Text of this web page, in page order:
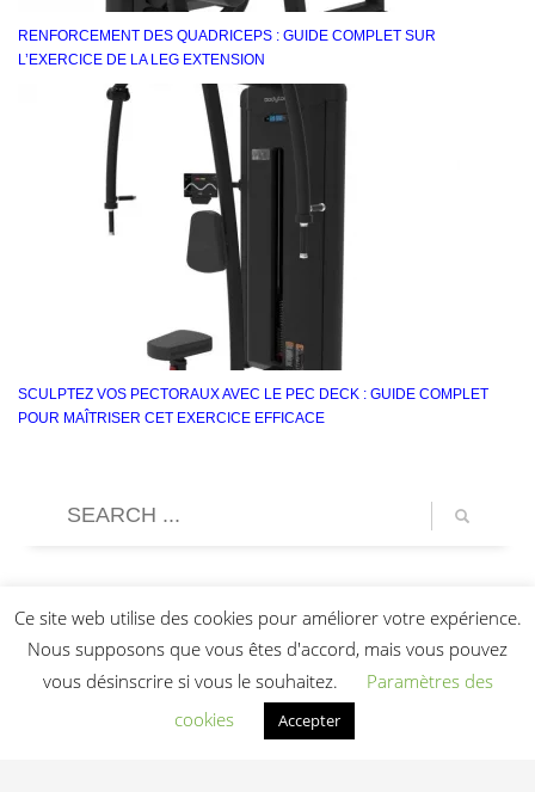
RENFORCEMENT DES QUADRICEPS : GUIDE COMPLET SUR
L’EXERCICE DE LA LEG EXTENSION
SCULPTEZ VOS PECTORAUX AVEC LE PEC DECK : GUIDE COMPLET
POUR MAÎTRISER CET EXERCICE EFFICACE
Ce site web utilise des cookies pour améliorer votre expérience.
Nous supposons que vous êtes d'accord, mais vous pouvez
vous désinscrire si vous le souhaitez.
Paramètres des
cookies
Accepter